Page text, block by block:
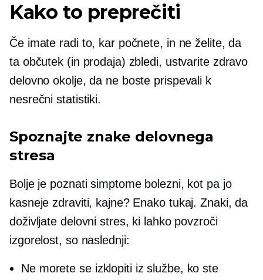
Kako to preprečiti
Če imate radi to, kar počnete, in ne želite, da
ta občutek (in prodaja) zbledi, ustvarite zdravo
delovno okolje, da ne boste prispevali k
nesrečni statistiki.
Spoznajte znake delovnega
stresa
Bolje je poznati simptome bolezni, kot pa jo
kasneje zdraviti, kajne? Enako tukaj. Znaki, da
doživljate delovni stres, ki lahko povzroči
izgorelost, so naslednji:
Ne morete se izklopiti iz službe, ko ste